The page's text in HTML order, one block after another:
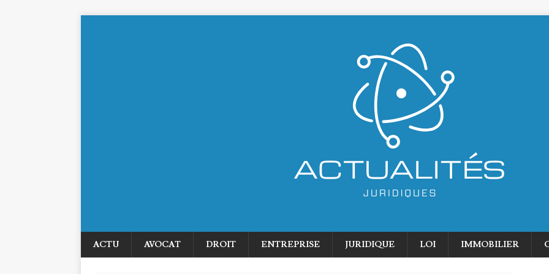
ACTU AVOCAT DROIT ENTREPRISE JURIDIQUE LOI IMMOBILIER